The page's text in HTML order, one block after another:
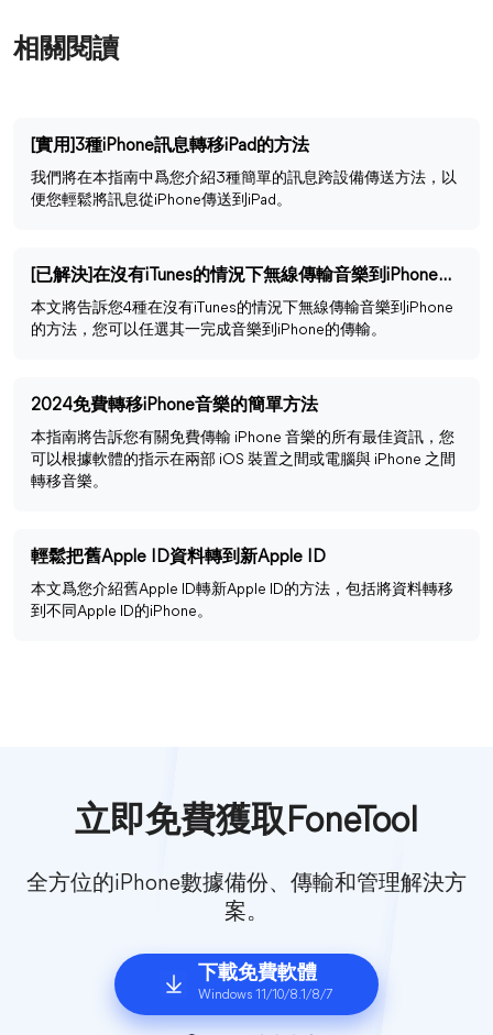
相關閱讀
[實用]3種iPhone訊息轉移iPad的方法
我們將在本指南中爲您介紹3種簡單的訊息跨設備傳送方法，以
便您輕鬆將訊息從iPhone傳送到iPad。
[已解決]在沒有iTunes的情況下無線傳輸音樂到iPhone的4種方法
本文將告訴您4種在沒有iTunes的情況下無線傳輸音樂到iPhone
的方法，您可以任選其一完成音樂到iPhone的傳輸。
2024免費轉移iPhone音樂的簡單方法
本指南將告訴您有關免費傳輸 iPhone 音樂的所有最佳資訊，您
可以根據軟體的指示在兩部 iOS 裝置之間或電腦與 iPhone 之間
轉移音樂。
輕鬆把舊Apple ID資料轉到新Apple ID
本文爲您介紹舊Apple ID轉新Apple ID的方法，包括將資料轉移
到不同Apple ID的iPhone。
立即免費獲取FoneTool
全方位的iPhone數據備份、傳輸和管理解決方
案。
下載免費軟體
Windows 11/10/8.1/8/7